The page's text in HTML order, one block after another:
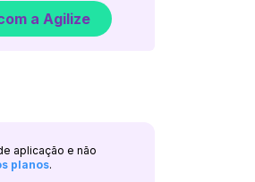
a Agilize
aplicação e não
planos.